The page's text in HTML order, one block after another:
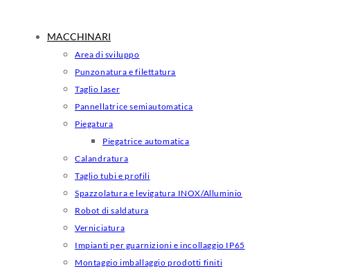
MACCHINARI
Area di sviluppo
Punzonatura e filettatura
Taglio laser
Pannellatrice semiautomatica
Piegatura
Piegatrice automatica
Calandratura
Taglio tubi e profili
Spazzolatura e levigatura INOX/Alluminio
Robot di saldatura
Verniciatura
Impianti per guarnizioni e incollaggio IP65
Montaggio imballaggio prodotti finiti